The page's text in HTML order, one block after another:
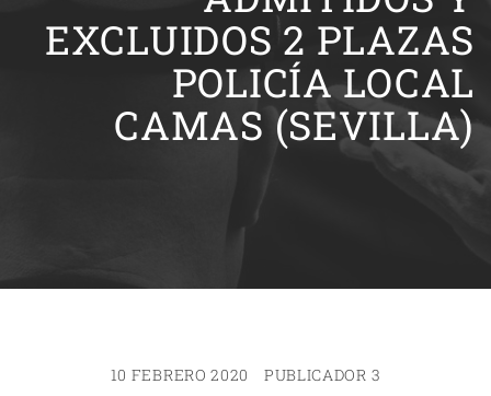
EXCLUIDOS 2 PLAZAS
POLICÍA LOCAL
CAMAS (SEVILLA)
10 FEBRERO 2020 PUBLICADOR 3